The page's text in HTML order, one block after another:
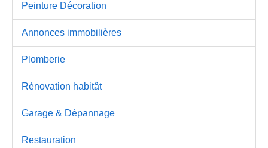
Peinture Décoration
Annonces immobilières
Plomberie
Rénovation habitât
Garage & Dépannage
Restauration